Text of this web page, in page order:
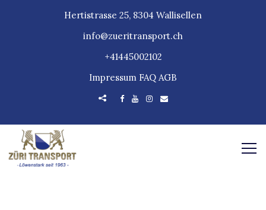
Hertistrasse 25, 8304 Wallisellen
info@zueritransport.ch
+41445002102
Impressum FAQ AGB